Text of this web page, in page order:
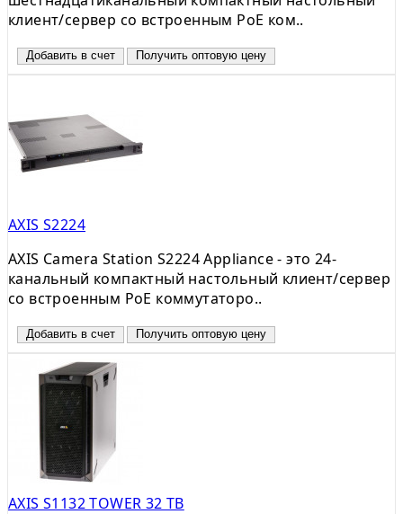
клиент/сервер со встроенным PoE ком..
Добавить в счет Получить оптовую цену
AXIS S2224
AXIS Camera Station S2224 Appliance - это 24-
канальный компактный настольный клиент/сервер
со встроенным PoE коммутаторо..
Добавить в счет Получить оптовую цену
AXIS S1132 TOWER 32 TB